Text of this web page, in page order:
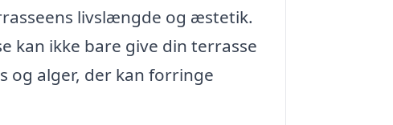
livslængde og æstetik.
kan ikke bare give din terrasse
og alger, der kan forringe